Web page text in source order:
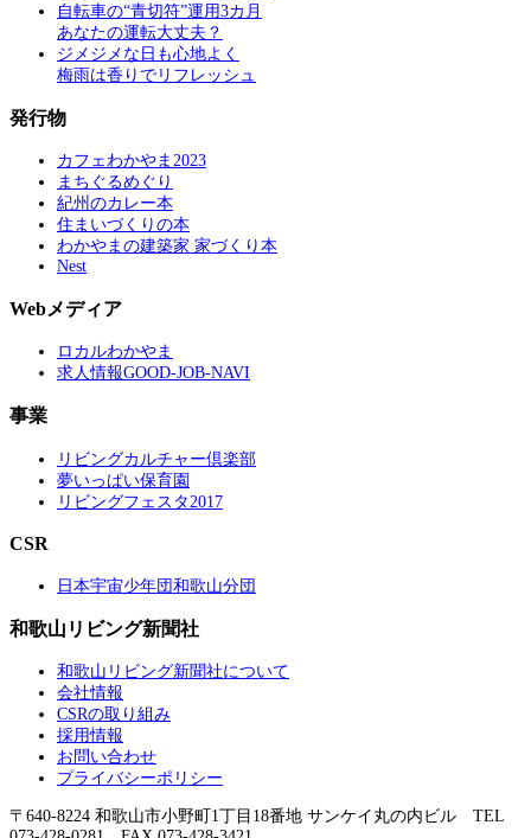
自転車の“青切符”運用3カ月
あなたの運転大丈夫？
ジメジメな日も心地よく
梅雨は香りでリフレッシュ
発行物
カフェわかやま2023
まちぐるめぐり
紀州のカレー本
住まいづくりの本
わかやまの建築家 家づくり本
Nest
Webメディア
ロカルわかやま
求人情報GOOD-JOB-NAVI
事業
リビングカルチャー倶楽部
夢いっぱい保育園
リビングフェスタ2017
CSR
日本宇宙少年団和歌山分団
和歌山リビング新聞社
和歌山リビング新聞社について
会社情報
CSRの取り組み
採用情報
お問い合わせ
プライバシーポリシー
〒640-8224 和歌山市小野町1丁目18番地 サンケイ丸の内ビル TEL